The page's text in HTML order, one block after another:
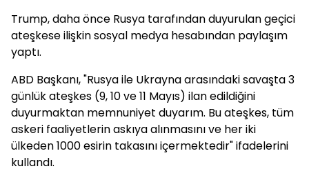
Trump, daha önce Rusya tarafından duyurulan geçici
ateşkese ilişkin sosyal medya hesabından paylaşım
yaptı.
ABD Başkanı, "Rusya ile Ukrayna arasındaki savaşta 3
günlük ateşkes (9, 10 ve 11 Mayıs) ilan edildiğini
duyurmaktan memnuniyet duyarım. Bu ateşkes, tüm
askeri faaliyetlerin askıya alınmasını ve her iki
ülkeden 1000 esirin takasını içermektedir" ifadelerini
kullandı.